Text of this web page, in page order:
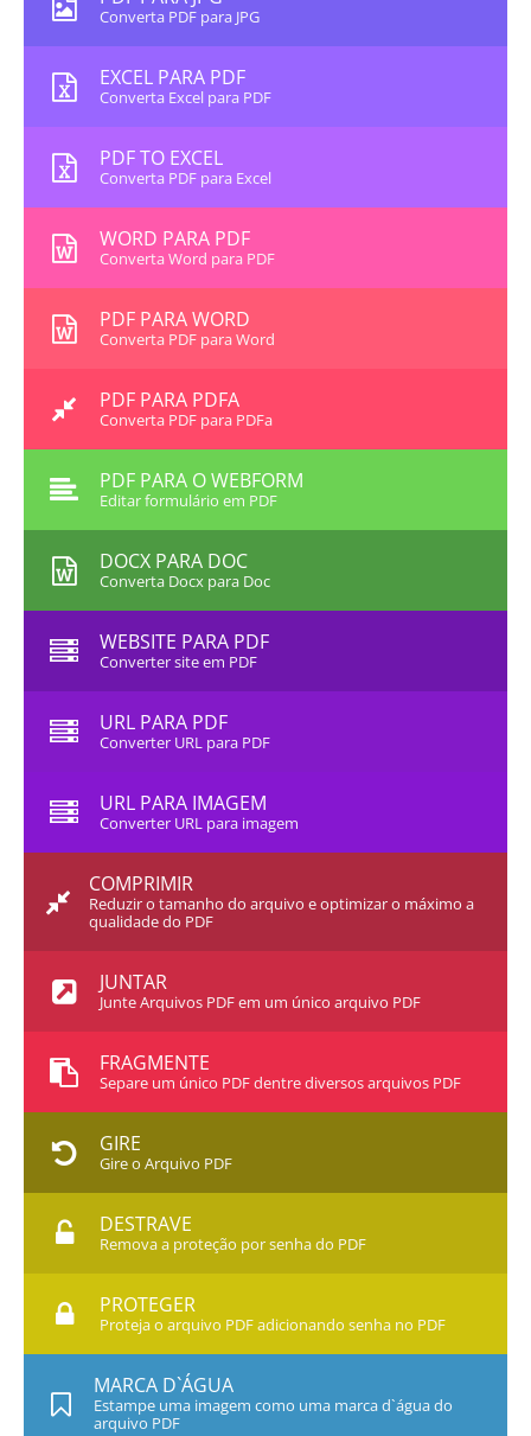
Converta PDF para JPG
EXCEL PARA PDF
Converta Excel para PDF
PDF TO EXCEL
Converta PDF para Excel
WORD PARA PDF
Converta Word para PDF
PDF PARA WORD
Converta PDF para Word
PDF PARA PDFA
Converta PDF para PDFa
PDF PARA O WEBFORM
Editar formulário em PDF
DOCX PARA DOC
Converta Docx para Doc
WEBSITE PARA PDF
Converter site em PDF
URL PARA PDF
Converter URL para PDF
URL PARA IMAGEM
Converter URL para imagem
COMPRIMIR
Reduzir o tamanho do arquivo e optimizar o máximo a
qualidade do PDF
JUNTAR
Junte Arquivos PDF em um único arquivo PDF
FRAGMENTE
Separe um único PDF dentre diversos arquivos PDF
GIRE
Gire o Arquivo PDF
DESTRAVE
Remova a proteção por senha do PDF
PROTEGER
Proteja o arquivo PDF adicionando senha no PDF
MARCA D`ÁGUA
Estampe uma imagem como uma marca d`água do
arquivo PDF